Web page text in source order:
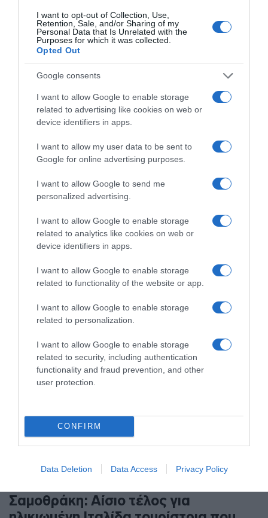
I want to opt-out of Collection, Use,
Retention, Sale, and/or Sharing of my
Personal Data that Is Unrelated with the
Purposes for which it was collected.
Opted Out
Google consents
I want to allow Google to enable storage
related to advertising like cookies on web or
device identifiers in apps.
I want to allow my user data to be sent to
Google for online advertising purposes.
I want to allow Google to send me
personalized advertising.
I want to allow Google to enable storage
related to analytics like cookies on web or
device identifiers in apps.
I want to allow Google to enable storage
related to functionality of the website or app.
I want to allow Google to enable storage
related to personalization.
I want to allow Google to enable storage
related to security, including authentication
functionality and fraud prevention, and other
user protection.
CONFIRM
Data Deletion Data Access Privacy Policy
ΕΛΛΑΔΑ
Η Ελλάδα στις κορυφαίες επιλογές
των Ευρωπαίων ταξιδιωτών, σύμφωνα
με έρευνα του ΕΟΤ
Κατατάσσεται στην τρίτη θέση μεταξύ των
δημοφιλέστερων μεσογειακών προορισμών
Σαμοθράκη: Αίσιο τέλος για